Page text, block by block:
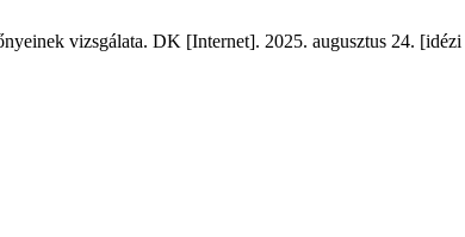
vizsgálata. DK [Internet]. 2025. augusztus 24.